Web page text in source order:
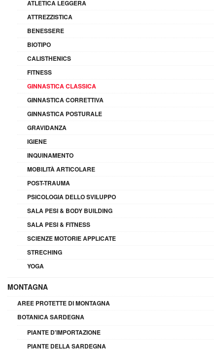
ATLETICA LEGGERA
ATTREZZISTICA
BENESSERE
BIOTIPO
CALISTHENICS
FITNESS
GINNASTICA CLASSICA
GINNASTICA CORRETTIVA
GINNASTICA POSTURALE
GRAVIDANZA
IGIENE
INQUINAMENTO
MOBILITÀ ARTICOLARE
POST-TRAUMA
PSICOLOGIA DELLO SVILUPPO
SALA PESI & BODY BUILDING
SALA PESI & FITNESS
SCIENZE MOTORIE APPLICATE
STRECHING
YOGA
MONTAGNA
AREE PROTETTE DI MONTAGNA
BOTANICA SARDEGNA
PIANTE D'IMPORTAZIONE
PIANTE DELLA SARDEGNA